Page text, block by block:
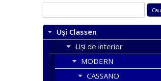
după:
Uși Classen
Uși de interior
MODERN
CASSANO